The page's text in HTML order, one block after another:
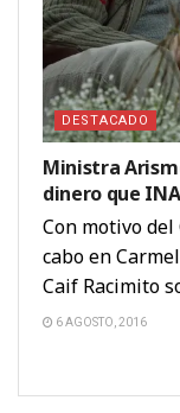
DESTACADO
Ministra
dinero que
Con motivo
cabo en
Caif Racimito
6 AGOSTO, 2016